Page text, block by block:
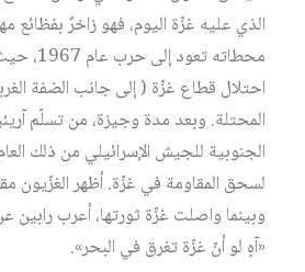
الذي عليه غزّة اليوم، فهو زاخرٌ بفظائع
محطاته
احتلال قطاع غزّة ( إلى جانب الضفة
المحتلة. وبعد مدة وجيزة، من تسلّم
الجنوبية للجيش الإسرائيلي من ذلك
لسحق المقاومة في غزّة. أظهر الغزّيون
وبينما واصلت غزّة ثورتها، أعرب رابين
«آهٍ لو أنّ غزّة تغرق في البحر».